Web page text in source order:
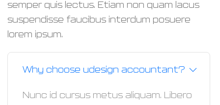
semper quis lectus. Etiam non quam lacus
suspendisse faucibus interdum posuere
lorem ipsum.
Why choose udesign accountant?
Nunc id cursus metus aliquam. Libero